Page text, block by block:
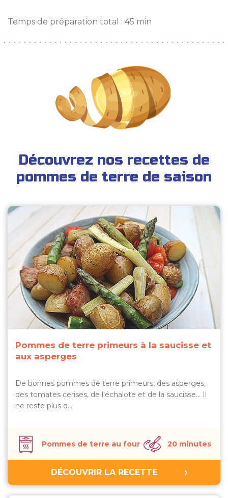
Temps de préparation total : 45 min
Découvrez nos recettes de
pommes de terre de saison
Pommes de terre primeurs à la saucisse et
aux asperges
De bonnes pommes de terre primeurs, des asperges,
des tomates cerises, de l'échalote et de la saucisse… Il
ne reste plus q…
Pommes de terre au four 20 minutes
DÉCOUVRIR LA RECETTE